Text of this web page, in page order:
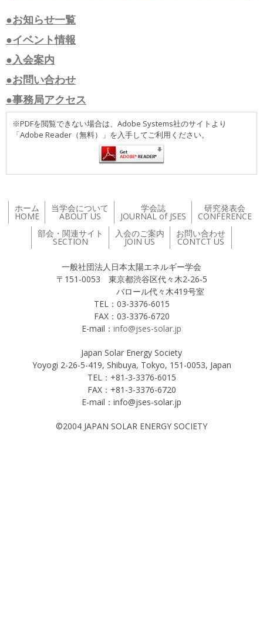
●お知らせ一覧
●イベント情報
●入会案内
●お問い合わせ
●事務局アクセス
※PDFを閲覧できない場合は、Adobe Systems社のサイトより
「Adobe Reader（無料）」を入手してご利用ください。
ホーム
HOME
当学会について
ABOUT US
学会誌
JOURNAL of JSES
研究発表会
CONFERENCE
部会・関連サイト
SECTION
入会のご案内
JOIN US
お問い合わせ
CONTCT US
一般社団法人日本太陽エネルギー学会
〒151-0053 東京都渋谷区代々木2-26-5
バロール代々木419号室
TEL：03-3376-6015
FAX：03-3376-6720
E-mail： info@jses-solar.jp
Japan Solar Energy Society
Yoyogi 2-26-5-419, Shibuya, Tokyo, 151-0053, Japan
TEL：+81-3-3376-6015
FAX：+81-3-3376-6720
E-mail：info@jses-solar.jp
©2004 JAPAN SOLAR ENERGY SOCIETY